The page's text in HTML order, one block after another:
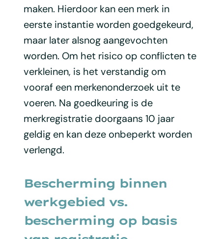
maken. Hierdoor kan een merk in
eerste instantie worden goedgekeurd,
maar later alsnog aangevochten
worden. Om het risico op conflicten te
verkleinen, is het verstandig om
vooraf een merkenonderzoek uit te
voeren. Na goedkeuring is de
merkregistratie doorgaans 10 jaar
geldig en kan deze onbeperkt worden
verlengd.
Bescherming binnen
werkgebied vs.
bescherming op basis